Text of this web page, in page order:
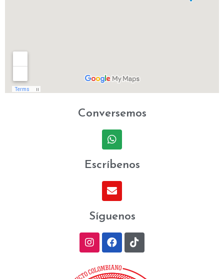
Conversemos
Escríbenos
Síguenos